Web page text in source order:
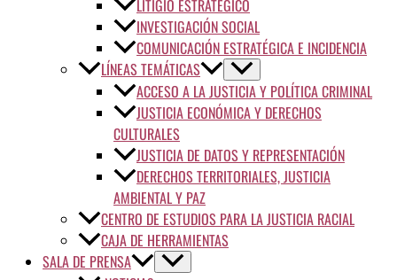
LITIGIO ESTRATÉGICO
INVESTIGACIÓN SOCIAL
COMUNICACIÓN ESTRATÉGICA E INCIDENCIA
LÍNEAS TEMÁTICAS
ACCESO A LA JUSTICIA Y POLÍTICA CRIMINAL
JUSTICIA ECONÓMICA Y DERECHOS
CULTURALES
JUSTICIA DE DATOS Y REPRESENTACIÓN
DERECHOS TERRITORIALES, JUSTICIA
AMBIENTAL Y PAZ
CENTRO DE ESTUDIOS PARA LA JUSTICIA RACIAL
CAJA DE HERRAMIENTAS
SALA DE PRENSA